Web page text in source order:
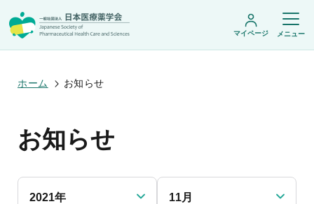
日本医療薬学会についてトップ
会頭挨拶
組織・名簿
学術集会・セミナー
開催予定のイベント一覧
年会学術誌・書籍
マイページ メニュー
ホーム お知らせ
お知らせ
2021年 11月